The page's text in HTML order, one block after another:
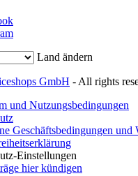
Land ändern
GmbH - All rights
und Nutzungsbedingungen
Geschäftsbedingungen und
Einstellungen
hier kündigen